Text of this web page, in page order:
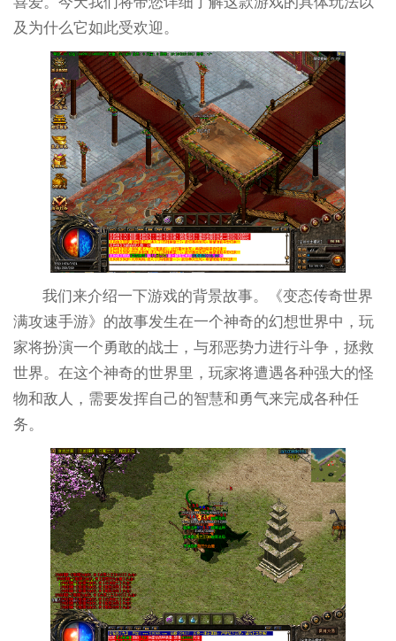
及为什么它如此受欢迎。
我们来介绍一下游戏的背景故事。《变态传奇世界
满攻速手游》的故事发生在一个神奇的幻想世界中，玩
家将扮演一个勇敢的战士，与邪恶势力进行斗争，拯救
世界。在这个神奇的世界里，玩家将遭遇各种强大的怪
物和敌人，需要发挥自己的智慧和勇气来完成各种任
务。